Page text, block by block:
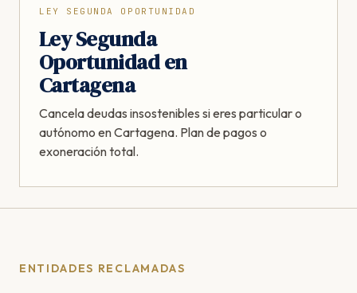
LEY SEGUNDA OPORTUNIDAD
Ley Segunda
Oportunidad en
Cartagena
Cancela deudas insostenibles si eres particular o
autónomo en Cartagena. Plan de pagos o
exoneración total.
ENTIDADES RECLAMADAS